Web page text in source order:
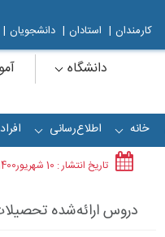
کارمندان | استادان | دانشجویان |
دانشگاه
+ خانه + اطلاع‌رسانی افراد
تاریخ انتشار : 10 شهریور
دروس ارائه‌شده تحصیلات